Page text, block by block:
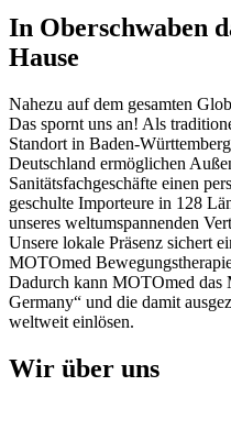
In Oberschwaben
Hause
Nahezu auf dem gesamten
Das spornt uns an! Als
Standort in Baden-
Deutschland ermöglichen
Sanitätsfachgeschäfte einen
geschulte Importeure in 128
unseres weltumspannenden
Unsere lokale Präsenz sichert
MOTOmed
Dadurch kann MOTOmed das
Germany“ und die damit
weltweit einlösen.
Wir über uns